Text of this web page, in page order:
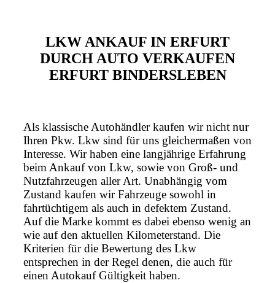
LKW ANKAUF IN ERFURT
DURCH AUTO VERKAUFEN
ERFURT BINDERSLEBEN
Als klassische Autohändler kaufen wir nicht nur
Ihren Pkw. Lkw sind für uns gleichermaßen von
Interesse. Wir haben eine langjährige Erfahrung
beim Ankauf von Lkw, sowie von Groß- und
Nutzfahrzeugen aller Art. Unabhängig vom
Zustand kaufen wir Fahrzeuge sowohl in
fahrtüchtigem als auch in defektem Zustand.
Auf die Marke kommt es dabei ebenso wenig an
wie auf den aktuellen Kilometerstand. Die
Kriterien für die Bewertung des Lkw
entsprechen in der Regel denen, die auch für
einen Autokauf Gültigkeit haben.